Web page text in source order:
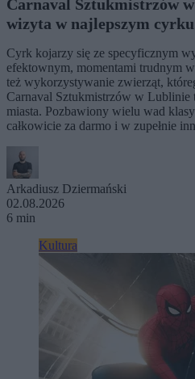
Carnaval Sztukmistrzów
wizyta w najlepszym
Cyrk kojarzy się ze specyficznym
efektownym, momentami trudnym
też wykorzystywanie zwierząt,
Carnaval Sztukmistrzów w
miasta. Pozbawiony wielu wad
całkowicie za darmo i w zupełnie
Arkadiusz Dziermański
02.08.2026
6 min
Kultura